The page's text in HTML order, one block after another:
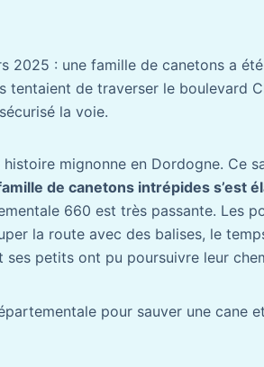
2025 : une famille de canetons a
de traverser le boulevard
la voie.
mignonne en Dordogne. Ce
de canetons intrépides s’est
660 est très passante. Les
la route avec des balises, le
petits ont pu poursuivre leur